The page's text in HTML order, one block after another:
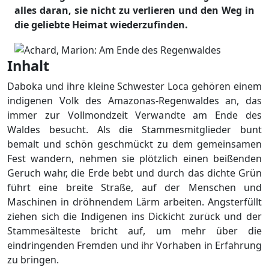
alles daran, sie nicht zu verlieren und den Weg in
die geliebte Heimat wiederzufinden.
Inhalt
Daboka und ihre kleine Schwester Loca gehören einem
indigenen Volk des Amazonas-Regenwaldes an, das
immer zur Vollmondzeit Verwandte am Ende des
Waldes besucht. Als die Stammesmitglieder bunt
bemalt und schön geschmückt zu dem gemeinsamen
Fest wandern, nehmen sie plötzlich einen beißenden
Geruch wahr, die Erde bebt und durch das dichte Grün
führt eine breite Straße, auf der Menschen und
Maschinen in dröhnendem Lärm arbeiten. Angsterfüllt
ziehen sich die Indigenen ins Dickicht zurück und der
Stammesälteste bricht auf, um mehr über die
eindringenden Fremden und ihr Vorhaben in Erfahrung
zu bringen.